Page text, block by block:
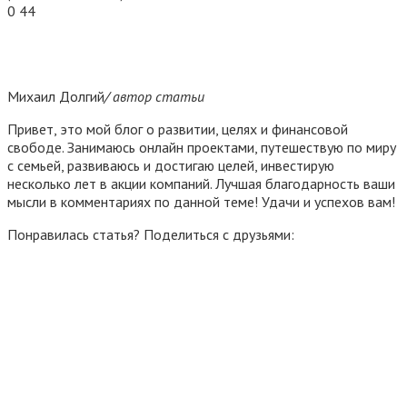
0 44
Михаил Долгий/ автор статьи
Привет, это мой блог о развитии, целях и финансовой
свободе. Занимаюсь онлайн проектами, путешествую по миру
с семьей, развиваюсь и достигаю целей, инвестирую
несколько лет в акции компаний. Лучшая благодарность ваши
мысли в комментариях по данной теме! Удачи и успехов вам!
Понравилась статья? Поделиться с друзьями: